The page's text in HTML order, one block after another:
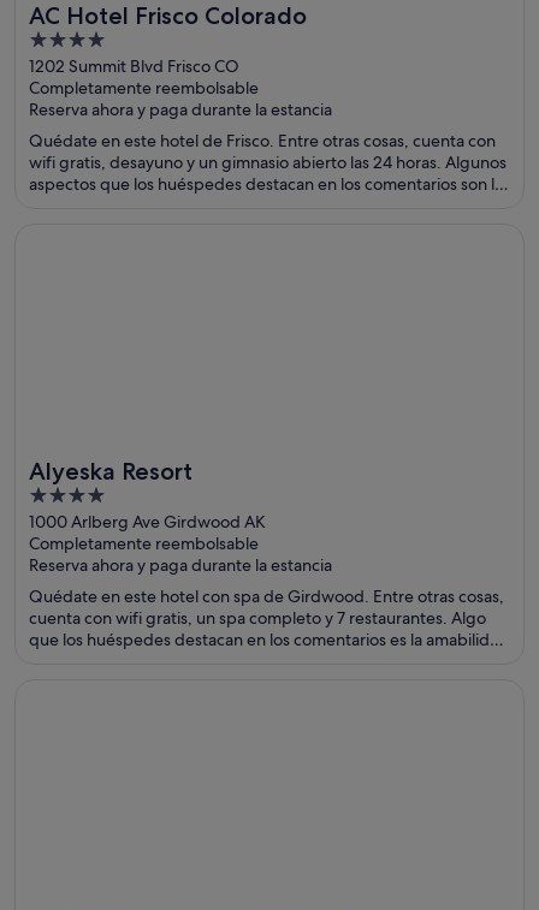
AC Hotel Frisco Colorado
4
out
of
5
1202 Summit Blvd Frisco CO
Completamente reembolsable
Reserva ahora y paga durante la estancia
Quédate en este hotel de Frisco. Entre otras cosas, cuenta con
wifi gratis, desayuno y un gimnasio abierto las 24 horas. Algunos
aspectos que los huéspedes destacan en los comentarios son la
Alyeska Resort
4
out
of
5
1000 Arlberg Ave Girdwood AK
Completamente reembolsable
Reserva ahora y paga durante la estancia
Quédate en este hotel con spa de Girdwood. Entre otras cosas,
cuenta con wifi gratis, un spa completo y 7 restaurantes. Algo
que los huéspedes destacan en los comentarios es la amabilidad